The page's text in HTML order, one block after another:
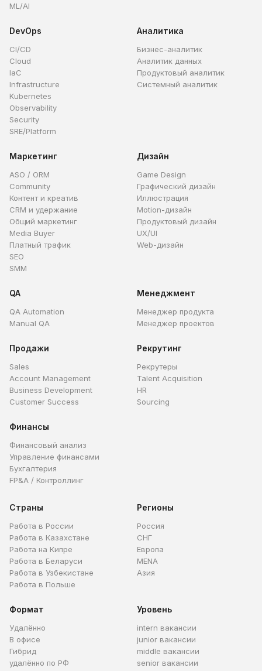
ML/AI
DevOps
CI/CD
Cloud
IaC
Infrastructure
Kubernetes
Observability
Security
SRE/Platform
Аналитика
Бизнес-аналитик
Аналитик данных
Продуктовый аналитик
Системный аналитик
Маркетинг
ASO / ORM
Community
Контент и креатив
CRM и удержание
Общий маркетинг
Media Buyer
Платный трафик
SEO
SMM
Дизайн
Game Design
Графический дизайн
Иллюстрация
Motion-дизайн
Продуктовый дизайн
UX/UI
Web-дизайн
QA
QA Automation
Manual QA
Менеджмент
Менеджер продукта
Менеджер проектов
Продажи
Sales
Account Management
Business Development
Customer Success
Рекрутинг
Рекрутеры
Talent Acquisition
HR
Sourcing
Финансы
Финансовый анализ
Управление финансами
Бухгалтерия
FP&A / Контроллинг
Страны
Работа в России
Работа в Казахстане
Работа на Кипре
Работа в Беларуси
Работа в Узбекистане
Работа в Польше
Регионы
Россия
СНГ
Европа
MENA
Азия
Формат
Удалённо
В офисе
Гибрид
удалённо по РФ
Уровень
intern вакансии
junior вакансии
middle вакансии
senior вакансии